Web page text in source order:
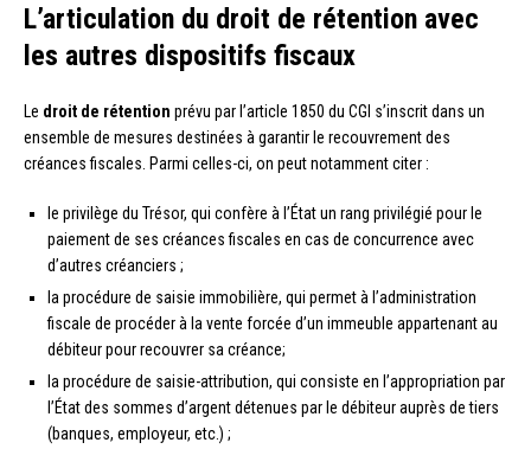
L’articulation du droit de rétention avec
les autres dispositifs fiscaux
Le droit de rétention prévu par l’article 1850 du CGI s’inscrit dans un
ensemble de mesures destinées à garantir le recouvrement des
créances fiscales. Parmi celles-ci, on peut notamment citer :
le privilège du Trésor, qui confère à l’État un rang privilégié pour le
paiement de ses créances fiscales en cas de concurrence avec
d’autres créanciers ;
la procédure de saisie immobilière, qui permet à l’administration
fiscale de procéder à la vente forcée d’un immeuble appartenant au
débiteur pour recouvrer sa créance;
la procédure de saisie-attribution, qui consiste en l’appropriation par
l’État des sommes d’argent détenues par le débiteur auprès de tiers
(banques, employeur, etc.) ;